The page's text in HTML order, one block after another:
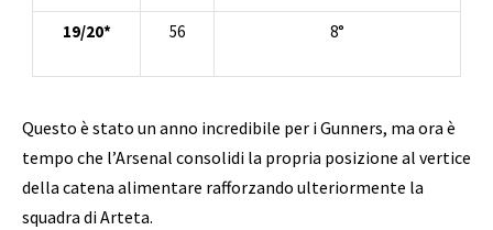
19/20* 56 8°
Questo è stato un anno incredibile per i Gunners, ma ora è
tempo che l’Arsenal consolidi la propria posizione al vertice
della catena alimentare rafforzando ulteriormente la
squadra di Arteta.